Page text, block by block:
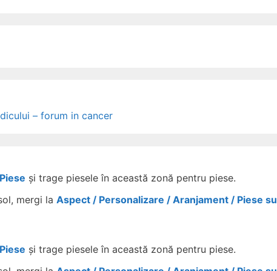
– forum in cancer
și trage piesele în această zonă pentru piese.
mergi la Aspect / Personalizare / Aranjament / Piese
și trage piesele în această zonă pentru piese.